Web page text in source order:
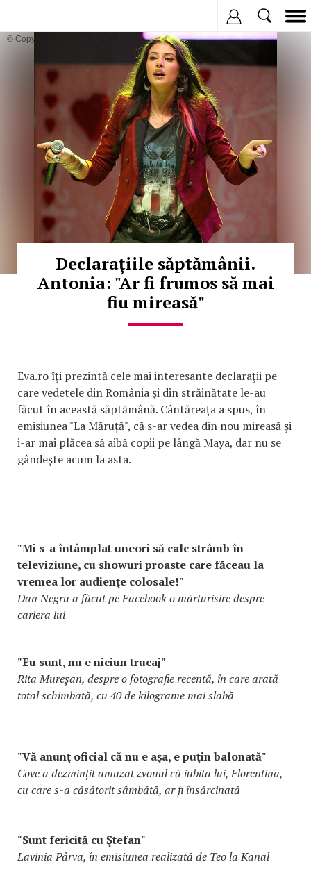
© Copyright: MEDIAFAX
Declarațiile săptămânii.
Antonia: "Ar fi frumos să mai
fiu mireasă"
Eva.ro îţi prezintă cele mai interesante declaraţii pe
care vedetele din România şi din străinătate le-au
făcut în această săptămână. Cântăreața a spus, în
emisiunea "La Măruță", că s-ar vedea din nou mireasă şi
i-ar mai plăcea să aibă copii pe lângă Maya, dar nu se
gândeşte acum la asta.
"Mi s-a întâmplat uneori să calc strâmb în
televiziune, cu showuri proaste care făceau la
vremea lor audienţe colosale!"
Dan Negru a făcut pe Facebook o mărturisire despre
cariera lui
"Eu sunt, nu e niciun trucaj"
Rita Mureșan, despre o fotografie recentă, în care arată
total schimbată, cu 40 de kilograme mai slabă
"Vă anunţ oficial că nu e aşa, e puţin balonată"
Cove a dezmințit amuzat zvonul că iubita lui, Florentina,
cu care s-a căsătorit sâmbătă, ar fi însărcinată
"Sunt fericită cu Ştefan"
Lavinia Pârva, în emisiunea realizată de Teo la Kanal